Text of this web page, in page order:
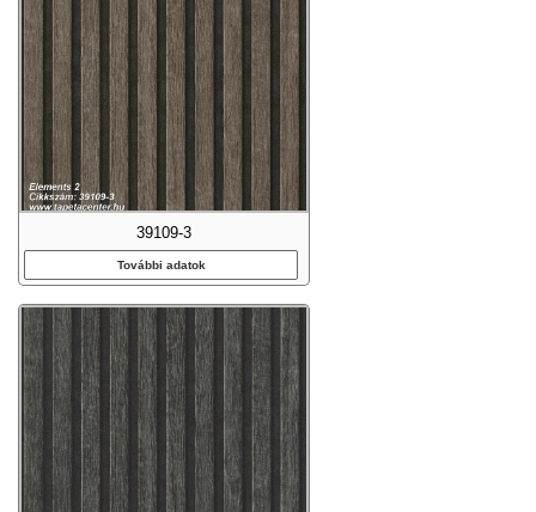
39109-3
További adatok